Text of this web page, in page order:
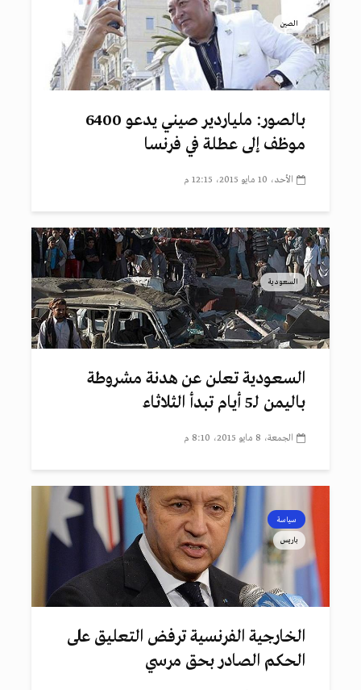
الصين
بالصور: ملياردير صيني يدعو 6400
موظف إلى عطلة في فرنسا
الأحد، 10 مايو 2015، 12:15 م
السعودية
السعودية تعلن عن هدنة مشروطة
باليمن لـ5 أيام تبدأ الثلاثاء
الجمعة، 8 مايو 2015، 8:10 م
سياسة
باريس
الخارجية الفرنسية ترفض التعليق على
الحكم الصادر بحق مرسي